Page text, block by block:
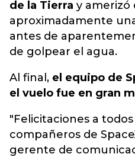
de la Tierra y amerizó
aproximadamente
antes de
de golpear el agua.
Al final, el equipo de
el vuelo fue en gran
"Felicitaciones a
compañeros de
gerente de